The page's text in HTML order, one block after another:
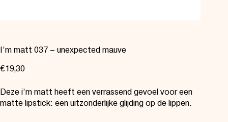
I’m matt 037 – unexpected mauve
€19,30
Deze i’m matt heeft een verrassend gevoel voor een
matte lipstick: een uitzonderlijke glijding op de lippen.